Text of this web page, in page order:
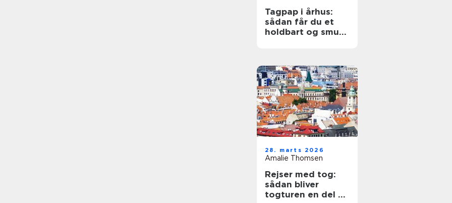
Tagpap i århus:
sådan får du et
holdbart og smukt
28. marts 2026
Amalie Thomsen
Rejser med tog:
sådan bliver
togturen en del af